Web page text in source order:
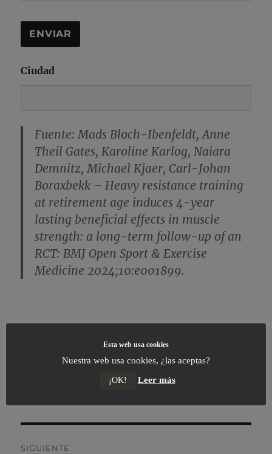
Ciudad
Fuente: Mads Bloch-Ibenfeldt, Anne
Theil Gates, Karoline Karlog, Naiara
Demnitz, Michael Kjaer, Carl-Johan
Boraxbekk – Heavy resistance training
at retirement age induces 4-year
lasting beneficial effects in muscle
strength: a long-term follow-up of an
RCT: BMJ Open Sport & Exercise
Medicine 2024;10:e001899.
Navegación
SIGUIENTE
Esta web usa cookies
Nuestra web usa cookies, ¿las aceptas?
¡OK! Leer más